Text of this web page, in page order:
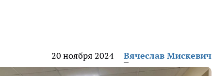
20 ноября 2024 Вячеслав Мискевич